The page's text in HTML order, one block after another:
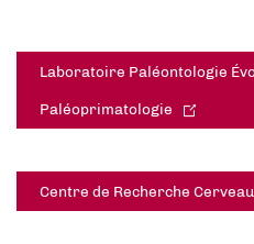
Laboratoire Paléontologie
Paléoprimatologie
Centre de Recherche